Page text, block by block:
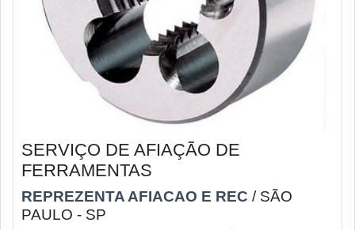
SERVIÇO DE AFIAÇÃO DE
FERRAMENTAS
REPREZENTA AFIACAO E REC / SÃO
PAULO - SP